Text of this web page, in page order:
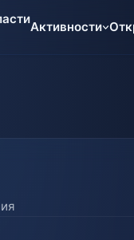
Активности